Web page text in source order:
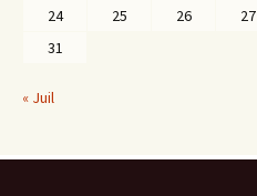
24
25 26 27
31
« Juil